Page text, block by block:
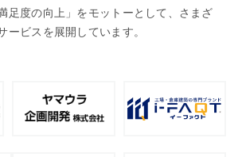
足度の向上」をモットーとして、さまざ
ービスを展開しています。